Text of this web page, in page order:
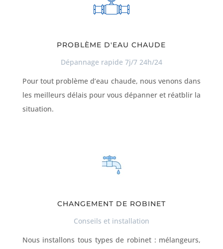
PROBLÈME D'EAU CHAUDE
Dépannage rapide 7j/7 24h/24
Pour tout problème d’eau chaude, nous venons dans
les meilleurs délais pour vous dépanner et réatblir la
situation.
CHANGEMENT DE ROBINET
Conseils et installation
Nous installons tous types de robinet : mélangeurs,